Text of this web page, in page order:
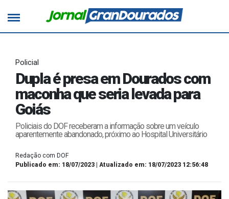
Policial
Dupla é presa em Dourados com
maconha que seria levada para
Goiás
Policiais do DOF receberam a informação sobre um veículo
aparentemente abandonado, próximo ao Hospital Universitário
Redação com DOF
Publicado em: 18/07/2023 | Atualizado em: 18/07/2023 12:56:48